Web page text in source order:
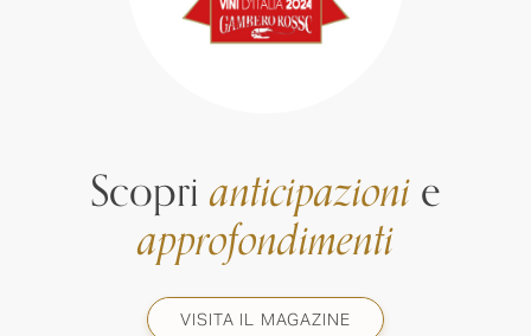
Scoprianticipazionie
approfondimenti
VISITA IL MAGAZINE